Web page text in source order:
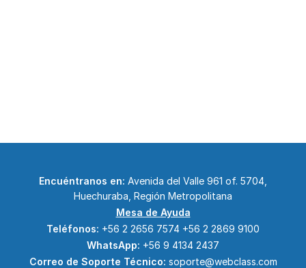
Encuéntranos en: Avenida del Valle 961 of. 5704,
Huechuraba, Región Metropolitana
Mesa de Ayuda
Teléfonos: +56 2 2656 7574 +56 2 2869 9100
WhatsApp: +56 9 4134 2437
Correo de Soporte Técnico: soporte@webclass.com